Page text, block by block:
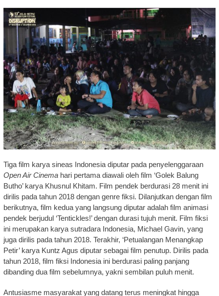
Tiga film karya sineas Indonesia diputar pada penyelenggaraan
Open Air Cinemahari pertama diawali oleh film ‘Golek Balung
Butho’ karya Khusnul Khitam. Film pendek berdurasi 28 menit ini
dirilis pada tahun 2018 dengan genre fiksi. Dilanjutkan dengan film
berikutnya, film kedua yang langsung diputar adalah film animasi
pendek berjudul ‘Tentickles!’ dengan durasi tujuh menit. Film fiksi
ini merupakan karya sutradara Indonesia, Michael Gavin, yang
juga dirilis pada tahun 2018. Terakhir, ‘Petualangan Menangkap
Petir’ karya Kuntz Agus diputar sebagai film penutup. Dirilis pada
tahun 2018, film fiksi Indonesia ini berdurasi paling panjang
dibanding dua film sebelumnya, yakni sembilan puluh menit.
Antusiasme masyarakat yang datang terus meningkat hingga